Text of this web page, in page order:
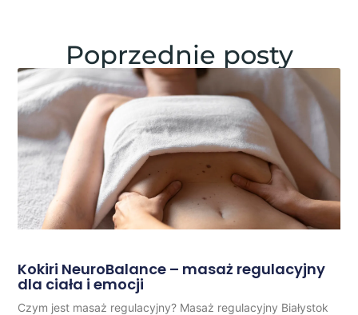
Poprzednie posty
Kokiri NeuroBalance – masaż regulacyjny
dla ciała i emocji
Czym jest masaż regulacyjny? Masaż regulacyjny Białystok